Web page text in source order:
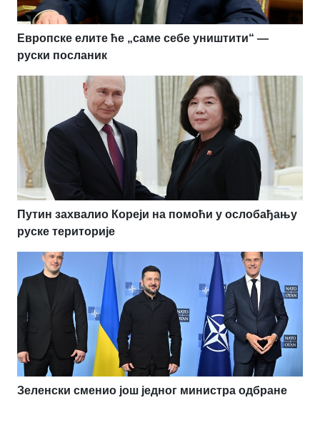
Европске елите ће „саме себе уништити“ —
руски посланик
Путин захвалио Кореји на помоћи у ослобађању
руске територије
Зеленски сменио још једног министра одбране